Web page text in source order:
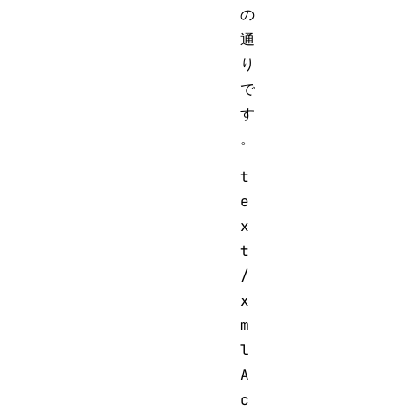
の
通
り
で
す
。
t
e
x
t
/
x
m
l
A
c